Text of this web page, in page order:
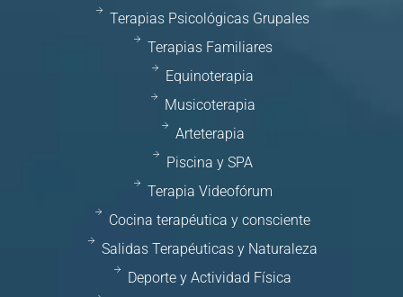
Terapias Psicológicas Grupales
Terapias Familiares
Equinoterapia
Musicoterapia
Arteterapia
Piscina y SPA
Terapia Videofórum
Cocina terapéutica y consciente
Salidas Terapéuticas y Naturaleza
Deporte y Actividad Física